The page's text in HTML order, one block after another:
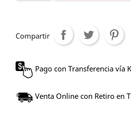
Compartir
Pago con Transferencia vía
Venta Online con Retiro en